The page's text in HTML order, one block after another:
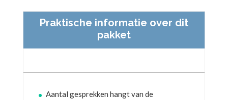
Praktische informatie over dit
pakket
Aantal gesprekken hangt van de